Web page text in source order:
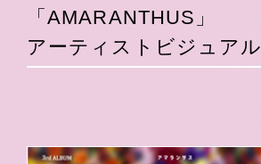
「AMARANTHUS」
アーティストビジュアル